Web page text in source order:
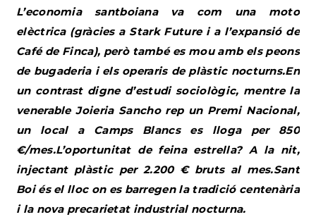
L’economia santboiana va com una moto
elèctrica (gràcies a Stark Future i a l’expansió de
Café de Finca), però també es mou amb els peons
de bugaderia i els operaris de plàstic nocturns.En
un contrast digne d’estudi sociològic, mentre la
venerable Joieria Sancho rep un Premi Nacional,
un local a Camps Blancs es lloga per 850
€/mes.L’oportunitat de feina estrella? A la nit,
injectant plàstic per 2.200 € bruts al mes.Sant
Boi és el lloc on es barregen la tradició centenària
i la nova precarietat industrial nocturna.